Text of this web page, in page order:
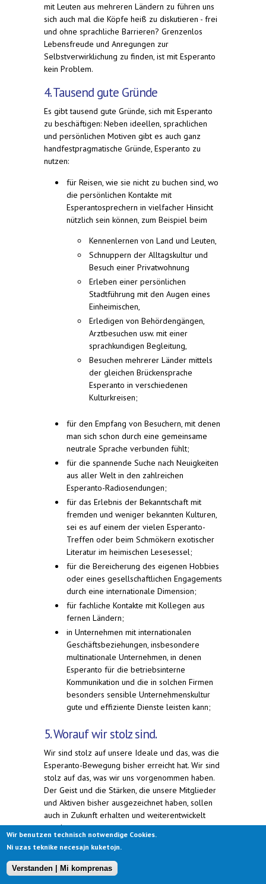
mit Leuten aus mehreren Ländern zu führen uns
sich auch mal die Köpfe heiß zu diskutieren - frei
und ohne sprachliche Barrieren? Grenzenlos
Lebensfreude und Anregungen zur
Selbstverwirklichung zu finden, ist mit Esperanto
kein Problem.
4. Tausend gute Gründe
Es gibt tausend gute Gründe, sich mit Esperanto
zu beschäftigen: Neben ideellen, sprachlichen
und persönlichen Motiven gibt es auch ganz
handfestpragmatische Gründe, Esperanto zu
nutzen:
für Reisen, wie sie nicht zu buchen sind, wo
die persönlichen Kontakte mit
Esperantosprechern in vielfacher Hinsicht
nützlich sein können, zum Beispiel beim
Kennenlernen von Land und Leuten,
Schnuppern der Alltagskultur und
Besuch einer Privatwohnung
Erleben einer persönlichen
Stadtführung mit den Augen eines
Einheimischen,
Erledigen von Behördengängen,
Arztbesuchen usw. mit einer
sprachkundigen Begleitung,
Besuchen mehrerer Länder mittels
der gleichen Brückensprache
Esperanto in verschiedenen
Kulturkreisen;
für den Empfang von Besuchern, mit denen
man sich schon durch eine gemeinsame
neutrale Sprache verbunden fühlt;
für die spannende Suche nach Neuigkeiten
aus aller Welt in den zahlreichen
Esperanto-Radiosendungen;
für das Erlebnis der Bekanntschaft mit
fremden und weniger bekannten Kulturen,
sei es auf einem der vielen Esperanto-
Treffen oder beim Schmökern exotischer
Literatur im heimischen Lesesessel;
für die Bereicherung des eigenen Hobbies
oder eines gesellschaftlichen Engagements
durch eine internationale Dimension;
für fachliche Kontakte mit Kollegen aus
fernen Ländern;
in Unternehmen mit internationalen
Geschäftsbeziehungen, insbesondere
multinationale Unternehmen, in denen
Esperanto für die betriebsinterne
Kommunikation und die in solchen Firmen
besonders sensible Unternehmenskultur
gute und effiziente Dienste leisten kann;
5. Worauf wir stolz sind.
Wir sind stolz auf unsere Ideale und das, was die
Esperanto-Bewegung bisher erreicht hat. Wir sind
stolz auf das, was wir uns vorgenommen haben.
Der Geist und die Stärken, die unsere Mitglieder
und Aktiven bisher ausgezeichnet haben, sollen
auch in Zukunft erhalten und weiterentwickelt
werden:
Respekt vor den Menschenrechten, Freiheit,
Toleranz und Solidarität sind unsere
Leitwerte. Unsere Lieder verherrlichen
Wir benutzen technisch notwendige Cookies.
Ni uzas teknike necesajn kuketojn.
Verstanden | Mi komprenas